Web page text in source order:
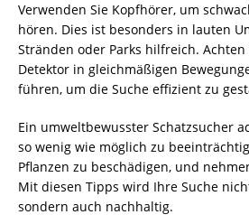
Verwenden Sie Kopfhörer, um
hören. Dies ist besonders in lauten
Stränden oder Parks hilfreich. Achten
Detektor in gleichmäßigen
führen, um die Suche effizient zu
Ein umweltbewusster Schatzsucher
so wenig wie möglich zu
Pflanzen zu beschädigen, und
Mit diesen Tipps wird Ihre Suche
sondern auch nachhaltig.